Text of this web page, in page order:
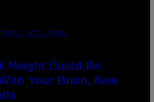
/ GETTY IMAGES
Height Could Be
Your Brain, New